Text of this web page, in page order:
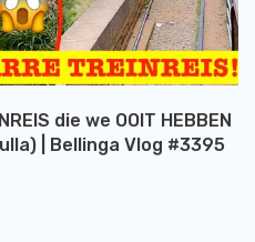
die we OOIT HEBBEN
| Bellinga Vlog #3395